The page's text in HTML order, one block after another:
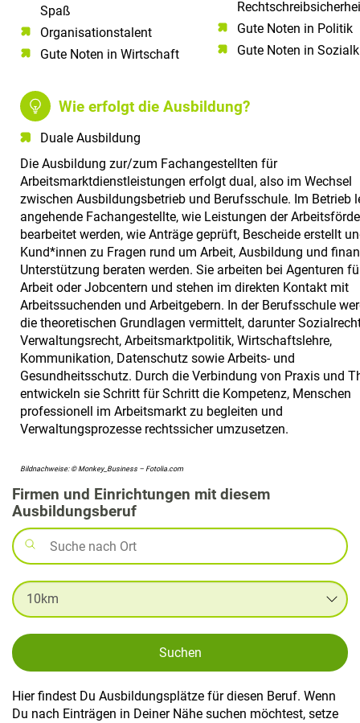
Spaß​
Organisationstalent
Gute Noten in Wirtschaft
Gute Noten in Politik
Gute Noten in
Wie erfolgt die Ausbildung?
Duale Ausbildung
Die Ausbildung zur/zum Fachangestellten für
Arbeitsmarktdienstleistungen erfolgt dual, also im Wechsel
zwischen Ausbildungsbetrieb und Berufsschule. Im Betrieb
angehende Fachangestellte, wie Leistungen der
bearbeitet werden, wie Anträge geprüft, Bescheide erstellt
Kund*innen zu Fragen rund um Arbeit, Ausbildung und
Unterstützung beraten werden. Sie arbeiten bei Agenturen
Arbeit oder Jobcentern und stehen im direkten Kontakt mit
Arbeitssuchenden und Arbeitgebern. In der Berufsschule
die theoretischen Grundlagen vermittelt, darunter
Verwaltungsrecht, Arbeitsmarktpolitik, Wirtschaftslehre,
Kommunikation, Datenschutz sowie Arbeits- und
Gesundheitsschutz. Durch die Verbindung von Praxis und
entwickeln sie Schritt für Schritt die Kompetenz, Menschen
professionell im Arbeitsmarkt zu begleiten und
Verwaltungsprozesse rechtssicher umzusetzen.
Bildnachweise: © Monkey_Business – Fotolia.com
Firmen und Einrichtungen mit diesem
Ausbildungsberuf
Suchen
Hier findest Du Ausbildungsplätze für diesen Beruf. Wenn
Du nach Einträgen in Deiner Nähe suchen möchtest, setze